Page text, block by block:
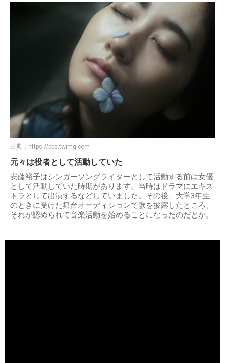
出典： https://pbs.twimg.com
元々は役者として活動していた
安藤裕子はシンガーソングライターとして活動する前は女優
として活動していた時期があります。当時はドラマにエキス
トラとして出演するなどしていました。その後、大学3年生
のときに受けた舞台オーディションで歌を披露したところ、
それが認められて音楽活動を始めることになったのだとか。